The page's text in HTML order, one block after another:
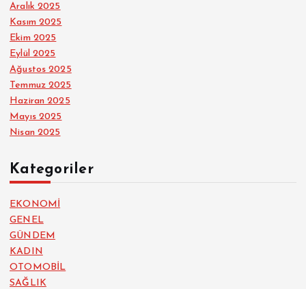
Aralık 2025
Kasım 2025
Ekim 2025
Eylül 2025
Ağustos 2025
Temmuz 2025
Haziran 2025
Mayıs 2025
Nisan 2025
Kategoriler
EKONOMİ
GENEL
GÜNDEM
KADIN
OTOMOBİL
SAĞLIK